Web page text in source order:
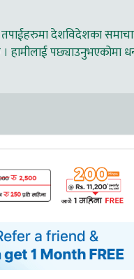
देशविदेशका
हामीलाई पछ्याउनुभएकोमा